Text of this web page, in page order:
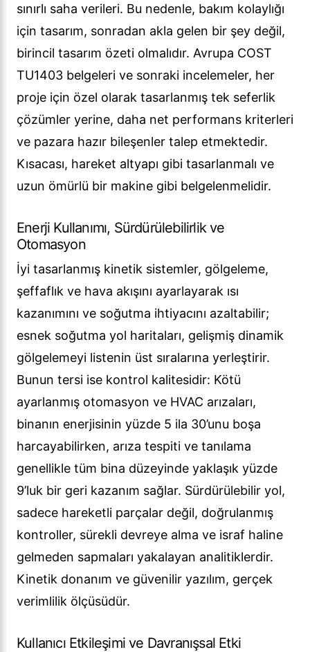
sınırlı saha verileri. Bu nedenle, bakım kolaylığı
için tasarım, sonradan akla gelen bir şey değil,
birincil tasarım özeti olmalıdır. Avrupa COST
TU1403 belgeleri ve sonraki incelemeler, her
proje için özel olarak tasarlanmış tek seferlik
çözümler yerine, daha net performans kriterleri
ve pazara hazır bileşenler talep etmektedir.
Kısacası, hareket altyapı gibi tasarlanmalı ve
uzun ömürlü bir makine gibi belgelenmelidir.
Enerji Kullanımı, Sürdürülebilirlik ve
Otomasyon
İyi tasarlanmış kinetik sistemler, gölgeleme,
şeffaflık ve hava akışını ayarlayarak ısı
kazanımını ve soğutma ihtiyacını azaltabilir;
esnek soğutma yol haritaları, gelişmiş dinamik
gölgelemeyi listenin üst sıralarına yerleştirir.
Bunun tersi ise kontrol kalitesidir: Kötü
ayarlanmış otomasyon ve HVAC arızaları,
binanın enerjisinin yüzde 5 ila 30’unu boşa
harcayabilirken, arıza tespiti ve tanılama
genellikle tüm bina düzeyinde yaklaşık yüzde
9’luk bir geri kazanım sağlar. Sürdürülebilir yol,
sadece hareketli parçalar değil, doğrulanmış
kontroller, sürekli devreye alma ve israf haline
gelmeden sapmaları yakalayan analitiklerdir.
Kinetik donanım ve güvenilir yazılım, gerçek
verimlilik ölçüsüdür.
Kullanıcı Etkileşimi ve Davranışsal Etki